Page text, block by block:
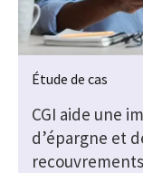
Étude de cas
CGI aide une
d’épargne et
recouvrements